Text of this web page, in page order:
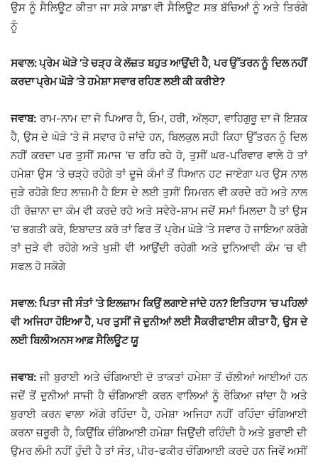
ਉਸ ਨੂੰ ਸੈਲਿਊਟ ਕੀਤਾ ਜਾ ਸਕੇ ਸਾਡਾ ਵੀ ਸੈਲਿਊਟ ਸਭ ਬੱਚਿਆਂ ਨੂੰ ਅਤੇ ਤਿਰੰਗੇ
ਨੂੰ
ਸਵਾਲ: ਪ੍ਰੇਮ ਘੋੜੇ ’ਤੇ ਚੜ੍ਹ ਕੇ ਲੱਜ਼ਤ ਬਹੁਤ ਆਉਂਦੀ ਹੈ, ਪਰ ਉੱਤਰਨ ਨੂੰ ਦਿਲ ਨਹੀਂ
ਕਰਦਾ ਪ੍ਰੇਮ ਘੋੜੇ ’ਤੇ ਹਮੇਸ਼ਾ ਸਵਾਰ ਰਹਿਣ ਲਈ ਕੀ ਕਰੀਏ?
ਜਵਾਬ: ਰਾਮ-ਨਾਮ ਦਾ ਜੋ ਪਿਆਰ ਹੈ, ਓਮ, ਹਰੀ, ਅੱਲ੍ਹਾ, ਵਾਹਿਗੁਰੂ ਦਾ ਜੋ ਇਸ਼ਕ
ਹੈ, ਉਸ ਦੇ ਘੋੜੇ ’ਤੇ ਜੋ ਸਵਾਰ ਹੋ ਜਾਂਦੇ ਹਨ, ਬਿਲਕੁਲ ਸਹੀ ਕਿਹਾ ਉੱਤਰਨ ਨੂੰ ਦਿਲ
ਨਹੀਂ ਕਰਦਾ ਪਰ ਤੁਸੀਂ ਸਮਾਜ ’ਚ ਰਹਿ ਰਹੇ ਹੋ, ਤੁਸੀਂ ਘਰ-ਪਰਿਵਾਰ ਵਾਲੇ ਹੋ ਤਾਂ
ਹਮੇਸ਼ਾ ਉਸ ’ਤੇ ਚੜ੍ਹੇ ਰਹੋਗੇ ਤਾਂ ਦੂਜੇ ਕੰਮਾਂ ਤੋਂ ਧਿਆਨ ਹਟ ਜਾਏਗਾ ਪਰ ਉਸ ਨਾਲ
ਜੁੜੇ ਰਹੋਗੇ ਇਹ ਲਾਜ਼ਮੀ ਹੈ ਇਸ ਦੇ ਲਈ ਤੁਸੀਂ ਸਿਮਰਨ ਵੀ ਕਰਦੇ ਰਹੋ ਅਤੇ ਨਾਲ
ਹੀ ਰੋਜ਼ਾਨਾ ਦਾ ਕੰਮ ਵੀ ਕਰਦੇ ਰਹੋ ਅਤੇ ਸਵੇਰੇ-ਸ਼ਾਮ ਜਦੋਂ ਸਮਾਂ ਮਿਲਦਾ ਹੈ ਤਾਂ ਉਸ
’ਚ ਭਗਤੀ ਕਰੋ, ਇਬਾਦਤ ਕਰੋ ਤਾਂ ਫਿਰ ਤੋਂ ਪ੍ਰੇਮ ਘੋੜੇ ’ਤੇ ਸਵਾਰ ਹੋ ਜਾਇਆ ਕਰੋਗੇ
ਤਾਂ ਜੁੜੇ ਵੀ ਰਹੋਗੇ ਅਤੇ ਖੁਸ਼ੀ ਵੀ ਆਉਂਦੀ ਰਹੇਗੀ ਅਤੇ ਦੁਨਿਆਵੀ ਕੰਮ ’ਚ ਵੀ
ਸਫਲ ਹੋ ਸਕੋਗੇ
ਸਵਾਲ: ਪਿਤਾ ਜੀ ਸੰਤਾਂ ’ਤੇ ਇਲਜ਼ਾਮ ਕਿਉਂ ਲਗਾਏ ਜਾਂਦੇ ਹਨ? ਇਤਿਹਾਸ ’ਚ ਪਹਿਲਾਂ
ਵੀ ਅਜਿਹਾ ਹੋਇਆ ਹੈ, ਪਰ ਤੁਸੀਂ ਜੋ ਦੁਨੀਆਂ ਲਈ ਸੈਕਰੀਫਾਈਸ ਕੀਤਾ ਹੈ, ਉਸ ਦੇ
ਲਈ ਬਿਲੀਅਨਸ ਆਫ਼ ਸੈਲਿਊਟ ਯੂ
ਜਵਾਬ: ਜੀ ਬੁਰਾਈ ਅਤੇ ਚੰਗਿਆਈ ਦੋ ਤਾਕਤਾਂ ਹਮੇਸ਼ਾ ਤੋਂ ਚੱਲੀਆਂ ਆਈਆਂ ਹਨ
ਜਦੋਂ ਤੋਂ ਦੁਨੀਆਂ ਸਾਜੀ ਹੈ ਚੰਗਿਆਈ ਕਰਨ ਵਾਲਿਆਂ ਨੂੰ ਰੋਕਿਆ ਜਾਂਦਾ ਹੈ ਅਤੇ
ਬੁਰਾਈ ਕਰਨ ਵਾਲਾ ਅੱਗੇ ਰਹਿੰਦਾ ਹੈ, ਹਮੇਸ਼ਾ ਅਜਿਹਾ ਨਹੀਂ ਰਹਿੰਦਾ ਚੰਗਿਆਈ
ਕਰਨਾ ਜ਼ਰੂਰੀ ਹੈ, ਕਿਉਂਕਿ ਚੰਗਿਆਈ ਹਮੇਸ਼ਾ ਜਿਉਂਦੀ ਰਹਿੰਦੀ ਹੈ ਅਤੇ ਬੁਰਾਈ ਦੀ
ਉਮਰ ਲੰਮੀ ਨਹੀਂ ਹੁੰਦੀ ਹੈ ਤਾਂ ਸੰਤ, ਪੀਰ-ਫਕੀਰ ਚੰਗਿਆਈ ਕਰਦੇ ਹਨ ਜਿਵੇਂ ਅਸੀਂ